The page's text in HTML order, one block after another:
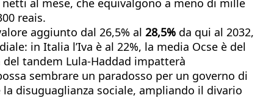
al mese, che equivalgono a meno di mille
reais.
aggiunto dal 26,5% al 28,5% da qui al 2032,
in Italia l’Iva è al 22%, la media Ocse è del
tandem Lula-Haddad impatterà
sembrare un paradosso per un governo di
disuguaglianza sociale, ampliando il divario